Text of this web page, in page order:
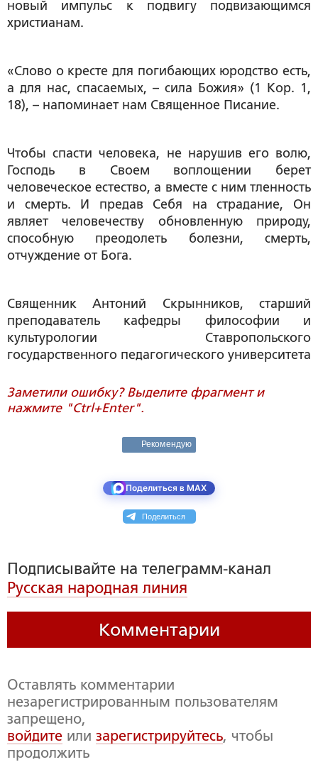
новый импульс к подвигу подвизающимся
христианам.
«Слово о кресте для погибающих юродство есть,
а для нас, спасаемых, – сила Божия» (1 Кор. 1,
18), – напоминает нам Священное Писание.
Чтобы спасти человека, не нарушив его волю,
Господь в Своем воплощении берет
человеческое естество, а вместе с ним тленность
и смерть. И предав Себя на страдание, Он
являет человечеству обновленную природу,
способную преодолеть болезни, смерть,
отчуждение от Бога.
Священник Антоний Скрынников, старший
преподаватель кафедры философии и
культурологии Ставропольского
государственного педагогического университета
Заметили ошибку? Выделите фрагмент и
нажмите "Ctrl+Enter".
Рекомендую
Поделиться в MAX
Поделиться
Подписывайте на телеграмм-канал
Русская народная линия
Комментарии
Оставлять комментарии
незарегистрированным пользователям
запрещено,
войдите или зарегистрируйтесь, чтобы
продолжить